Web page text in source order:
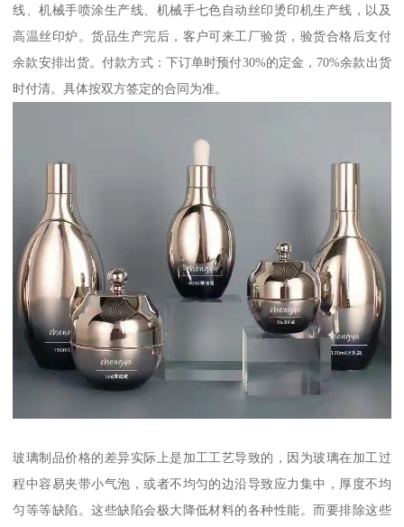
线、机械手喷涂生产线、机械手七色自动丝印烫印机生产线，以及
高温丝印炉。货品生产完后，客户可来工厂验货，验货合格后支付
余款安排出货。付款方式：下订单时预付30%的定金，70%余款出货
时付清。具体按双方签定的合同为准。
玻璃制品价格的差异实际上是加工工艺导致的，因为玻璃在加工过
程中容易夹带小气泡，或者不均匀的边沿导致应力集中，厚度不均
匀等等缺陷。这些缺陷会极大降低材料的各种性能。而要排除这些